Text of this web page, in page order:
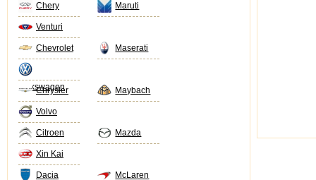
Chery Maruti
Venturi
Chevrolet Maserati
Volkswagen
Chrysler Maybach
Volvo
Citroen Mazda
Xin Kai
Dacia McLaren